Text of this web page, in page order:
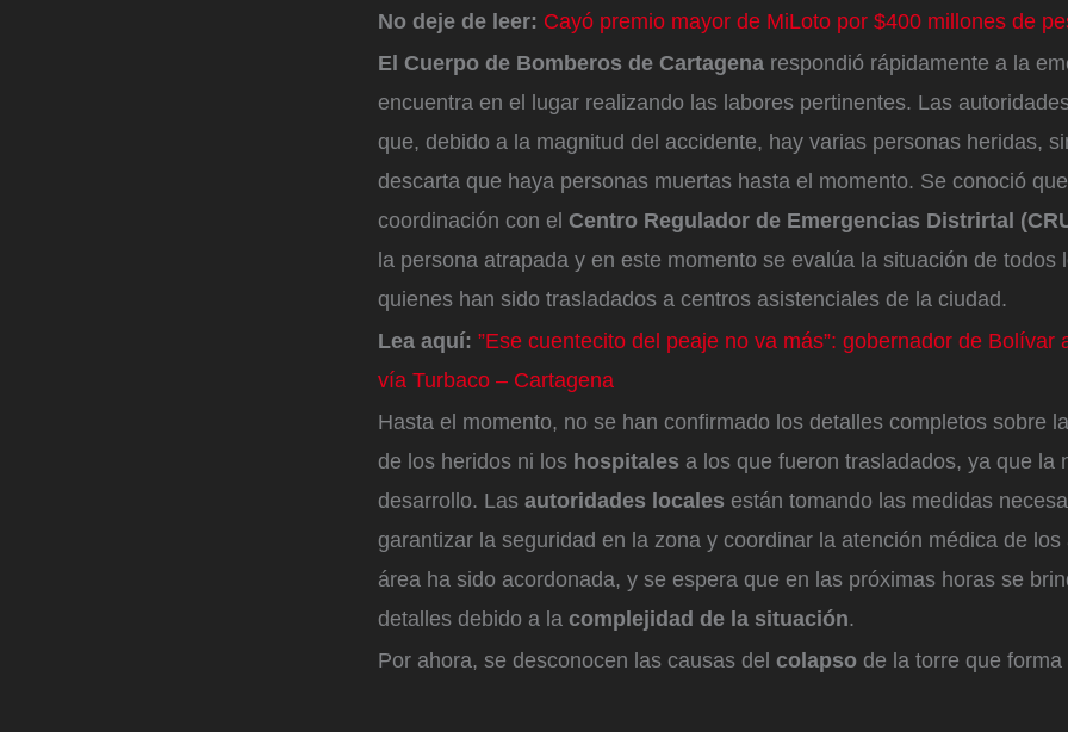
No deje de leer: Cayó premio mayor de MiLoto por $400 millones de
El Cuerpo de Bomberos de Cartagena respondió rápidamente a la
encuentra en el lugar realizando las labores pertinentes. Las
que, debido a la magnitud del accidente, hay varias personas heridas,
descarta que haya personas muertas hasta el momento. Se conoció
coordinación con el Centro Regulador de Emergencias Distrirtal
la persona atrapada y en este momento se evalúa la situación de todos
quienes han sido trasladados a centros asistenciales de la ciudad.
Lea aquí: ”Ese cuentecito del peaje no va más”: gobernador de Bolívar
vía Turbaco – Cartagena
Hasta el momento, no se han confirmado los detalles completos sobre
de los heridos ni los hospitales a los que fueron trasladados, ya que la
desarrollo. Las autoridades locales están tomando las medidas
garantizar la seguridad en la zona y coordinar la atención médica de los
área ha sido acordonada, y se espera que en las próximas horas se
detalles debido a la complejidad de la situación.
Por ahora, se desconocen las causas del colapso de la torre que